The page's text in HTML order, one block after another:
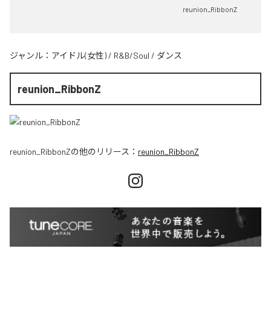
reunion_RibbonZ
ジャンル： アイドル(女性) / R&B/Soul / ダンス
reunion_RibbonZ
reunion_RibbonZの他のリリース： reunion_RibbonZ